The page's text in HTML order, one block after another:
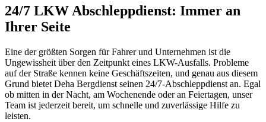
24/7 LKW Abschleppdienst: Immer an
Ihrer Seite
Eine der größten Sorgen für Fahrer und Unternehmen ist die
Ungewissheit über den Zeitpunkt eines LKW-Ausfalls. Probleme
auf der Straße kennen keine Geschäftszeiten, und genau aus diesem
Grund bietet Deha Bergdienst seinen 24/7-Abschleppdienst an. Egal
ob mitten in der Nacht, am Wochenende oder an Feiertagen, unser
Team ist jederzeit bereit, um schnelle und zuverlässige Hilfe zu
leisten.